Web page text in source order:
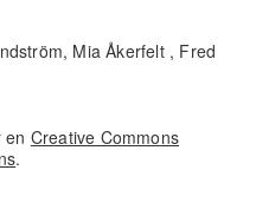
Mia Åkerfelt , Fred
en Creative Commons
.